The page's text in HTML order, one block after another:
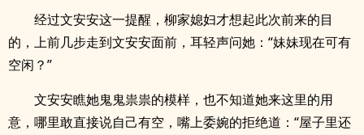
经过文安安这一提醒，柳家媳妇才想起此次前来的目
的，上前几步走到文安安面前，耳轻声问她：“妹妹现在可有
空闲？”
文安安瞧她鬼鬼祟祟的模样，也不知道她来这里的用
意，哪里敢直接说自己有空，嘴上委婉的拒绝道：“屋子里还